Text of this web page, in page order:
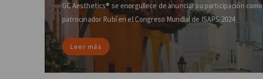
GC Aesthetics® se enorgullece de anunciar su participación como
patrocinador Rubí en el Congreso Mundial de ISAPS 2024
Leer más